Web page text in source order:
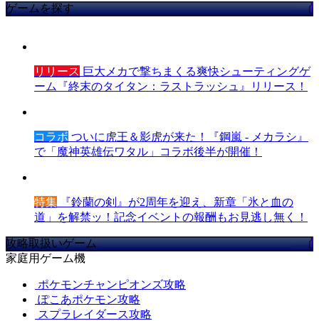
ゲームを探す
リリース 巨大メカで撃ちまくる爽快シューティングゲ
ーム『終末のタイタン：ラストラッシュ』リリース！
コラボ ついに虎王＆影虎が来た！『鋼嵐 - メカラシ』
で「魔神英雄伝ワタル」コラボ後半が開催！
特集 『鈴蘭の剣』が2周年を迎え、新章「氷と血の
道」を解禁ッ！記念イベントの報酬もお見逃し無く！
攻略取扱いゲーム
家庭用ゲーム機
ポケモンチャンピオンズ攻略
ぽこあポケモン攻略
スプラレイダース攻略